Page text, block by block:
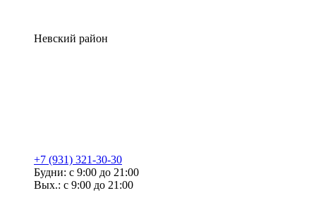
Невский район
+7 (931) 321-30-30
Будни: с 9:00 до 21:00
Вых.: с 9:00 до 21:00